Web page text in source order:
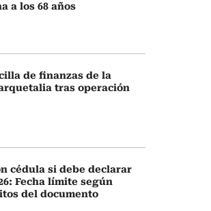
a los 68 años
de finanzas de la
tras operación
cédula si debe declarar
Fecha límite según
del documento